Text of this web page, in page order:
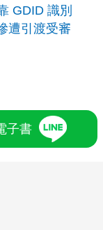
GDID 識別
遭引渡受審
子書